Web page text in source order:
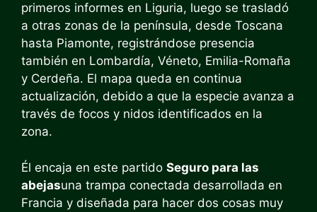
primeros informes en Liguria, luego se trasladó
a otras zonas de la península, desde Toscana
hasta Piamonte, registrándose presencia
también en Lombardía, Véneto, Emilia-Romaña
y Cerdeña. El mapa queda en continua
actualización, debido a que la especie avanza a
través de focos y nidos identificados en la
zona.
Él encaja en este partido Seguro para las
abejasuna trampa conectada desarrollada en
Francia y diseñada para hacer dos cosas muy